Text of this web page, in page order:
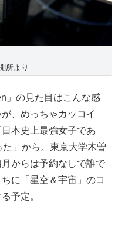
所より
」の見た目はこんな感
、めっちゃカッコイ
本史上最強女子であ
」から。東京大学木曽
からは予約なしで誰で
に「星空＆宇宙」のコ
予定。